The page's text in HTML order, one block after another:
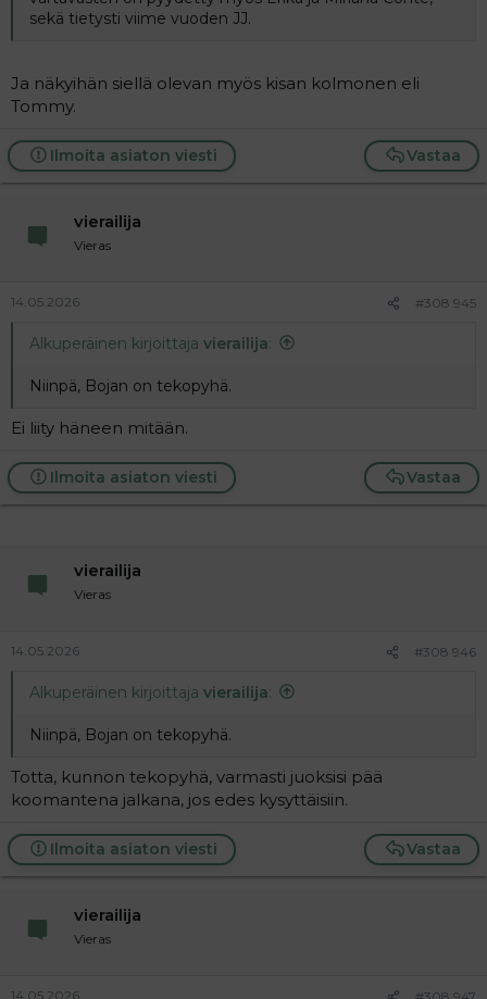
sekä tietysti viime vuoden JJ.
Ja näkyihän siellä olevan myös kisan kolmonen eli
Tommy.
Vastaa
Ilmoita asiaton viesti
vierailija
Vieras
14.05.2026 #308 945
Alkuperäinen kirjoittaja vierailija:
Niinpä, Bojan on tekopyhä.
Ei liity häneen mitään.
Vastaa
Ilmoita asiaton viesti
vierailija
Vieras
14.05.2026 #308 946
Alkuperäinen kirjoittaja vierailija:
Niinpä, Bojan on tekopyhä.
Totta, kunnon tekopyhä, varmasti juoksisi pää
koomantena jalkana, jos edes kysyttäisiin.
Vastaa
Ilmoita asiaton viesti
vierailija
Vieras
14.05.2026